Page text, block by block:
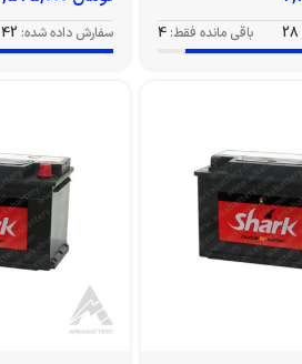
28 باقی مانده فقط: 4 سفارش داده شده: 42